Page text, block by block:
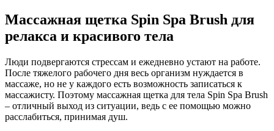
Массажная щетка Spin Spa Brush для
релакса и красивого тела
Люди подвергаются стрессам и ежедневно устают на работе.
После тяжелого рабочего дня весь организм нуждается в
массаже, но не у каждого есть возможность записаться к
массажисту. Поэтому массажная щетка для тела Spin Spa Brush
– отличный выход из ситуации, ведь с ее помощью можно
расслабиться, принимая душ.